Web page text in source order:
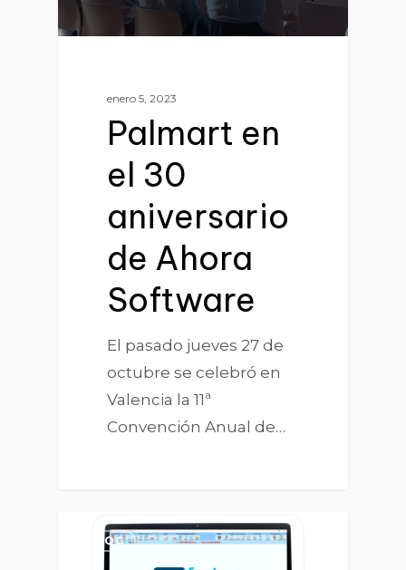
enero 5, 2023
Palmart en
el 30
aniversario
de Ahora
Software
El pasado jueves 27 de
octubre se celebró en
Valencia la 11ª
Convención Anual de…
BLOG
0